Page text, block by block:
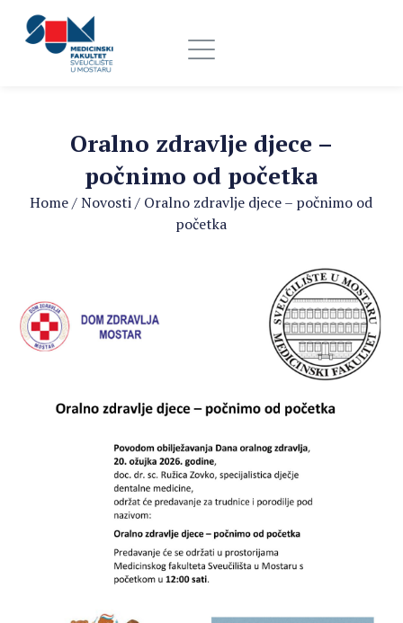
Oralno zdravlje djece –
počnimo od početka
Home/Novosti/ Oralno zdravlje djece – počnimo od
početka